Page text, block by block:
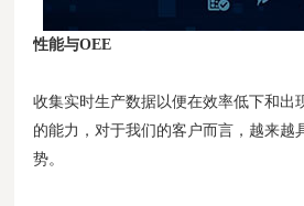
性能与OEE
收集实时生产数据以便在效率低下和出
的能力，对于我们的客户而言，越来越
势。